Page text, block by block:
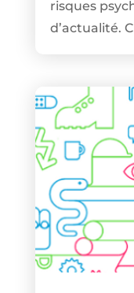
risques
d’actualité.